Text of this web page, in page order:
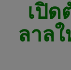
เปิ
ลาล